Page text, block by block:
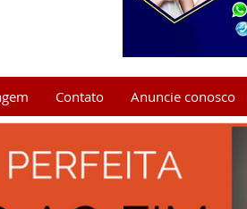
Contato Anuncie conosco